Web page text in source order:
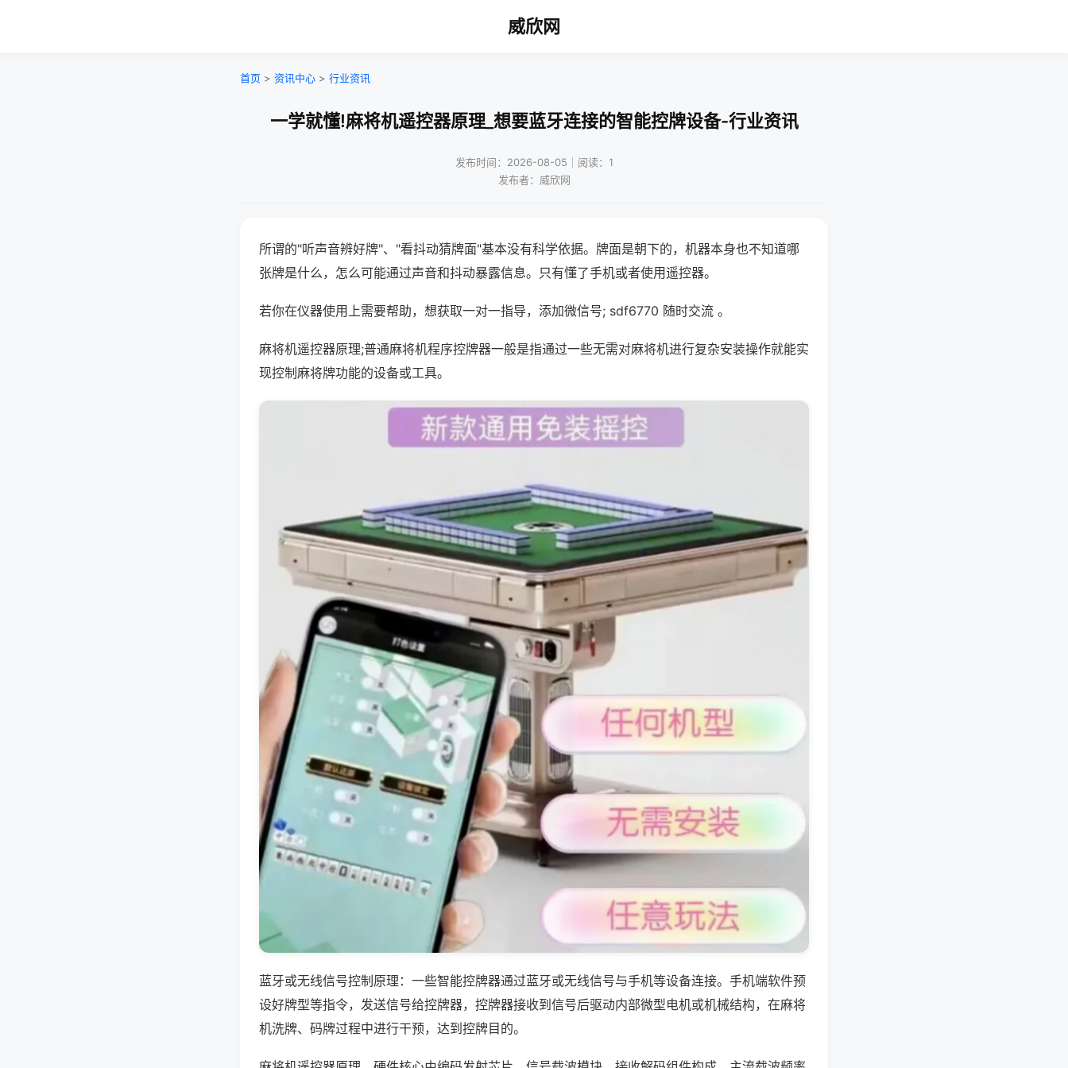
威欣网
首页 > 资讯中心 > 行业资讯
一学就懂!麻将机遥控器原理_想要蓝牙连接的智能控牌设备-行业资讯
发布时间：2026-08-05｜阅读：1
发布者：威欣网
所谓的"听声音辨好牌"、"看抖动猜牌面"基本没有科学依据。牌面是朝下的，机器本身也不知道哪
张牌是什么，怎么可能通过声音和抖动暴露信息。只有懂了手机或者使用遥控器。
若你在仪器使用上需要帮助，想获取一对一指导，添加微信号; sdf6770 随时交流 。
麻将机遥控器原理;普通麻将机程序控牌器一般是指通过一些无需对麻将机进行复杂安装操作就能实
现控制麻将牌功能的设备或工具。
蓝牙或无线信号控制原理：一些智能控牌器通过蓝牙或无线信号与手机等设备连接。手机端软件预
设好牌型等指令，发送信号给控牌器，控牌器接收到信号后驱动内部微型电机或机械结构，在麻将
机洗牌、码牌过程中进行干预，达到控牌目的。